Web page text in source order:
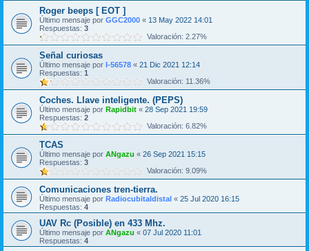
Roger beeps [ EOT ]
Último mensaje por GGC2000 « 13 May 2022 14:01
Respuestas: 3
Valoración: 2.27%
Señal curiosas
Último mensaje por I-56578 « 21 Dic 2021 12:14
Respuestas: 1
Valoración: 11.36%
Coches. Llave inteligente. (PEPS)
Último mensaje por Rapidbit « 28 Sep 2021 19:59
Respuestas: 2
Valoración: 6.82%
TCAS
Último mensaje por ANgazu « 26 Sep 2021 15:15
Respuestas: 3
Valoración: 9.09%
Comunicaciones tren-tierra.
Último mensaje por Radiocubitaldistal « 25 Jul 2020 16:15
Respuestas: 4
UAV Rc (Posible) en 433 Mhz.
Último mensaje por ANgazu « 07 Jul 2020 11:01
Respuestas: 4